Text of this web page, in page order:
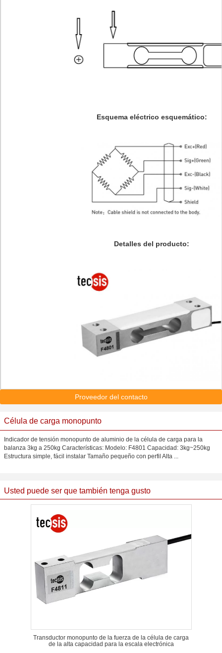
Esquema eléctrico esquemático:
Detalles del producto:
Proveedor del contacto
Célula de carga monopunto
Indicador de tensión monopunto de aluminio de la célula de carga para la
balanza 3kg a 250kg Características: Modelo: F4801 Capacidad: 3kg~250kg
Estructura simple, fácil instalar Tamaño pequeño con perfil Alta ...
Usted puede ser que también tenga gusto
Transductor monopunto de la fuerza de la célula de carga
de la alta capacidad para la escala electrónica